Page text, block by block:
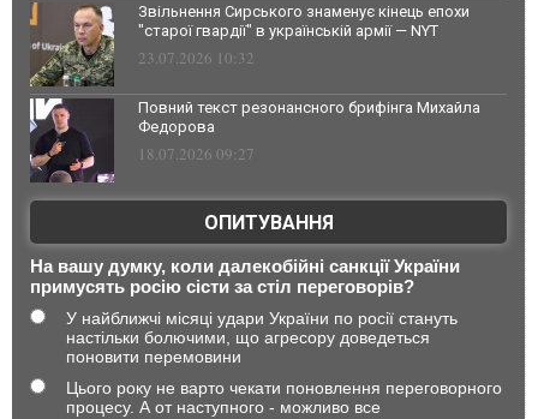
Звільнення Сирського знаменує кінець епохи
"старої гвардії" в українській армії — NYT
23.07.2026 10:32
Повний текст резонансного брифінга Михайла
Федорова
18.07.2026 09:27
ОПИТУВАННЯ
На вашу думку, коли далекобійні санкції України
примусять росію сісти за стіл переговорів?
У найближчі місяці удари України по росії стануть
настільки болючими, що агресору доведеться
поновити перемовини
Цього року не варто чекати поновлення переговорного
процесу. А от наступного - можливо все